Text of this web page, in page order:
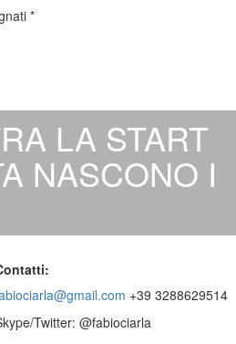
LA START
NASCONO I
*
+39 3288629514
Twitter: @fabiociarla